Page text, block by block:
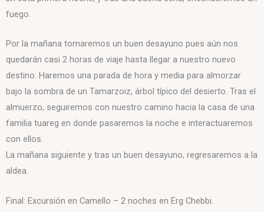
fuego.
Por la mañana tomaremos un buen desayuno pues aún nos
quedarán casi 2 horas de viaje hasta llegar a nuestro nuevo
destino. Haremos una parada de hora y media para almorzar
bajo la sombra de un Tamarzoiz, árbol típico del desierto. Tras el
almuerzo, seguiremos con nuestro camino hacia la casa de una
familia tuareg en donde pasaremos la noche e interactuaremos
con ellos.
La mañana siguiente y tras un buen desayuno, regresaremos a la
aldea.
Final: Excursión en Camello – 2 noches en Erg Chebbi.